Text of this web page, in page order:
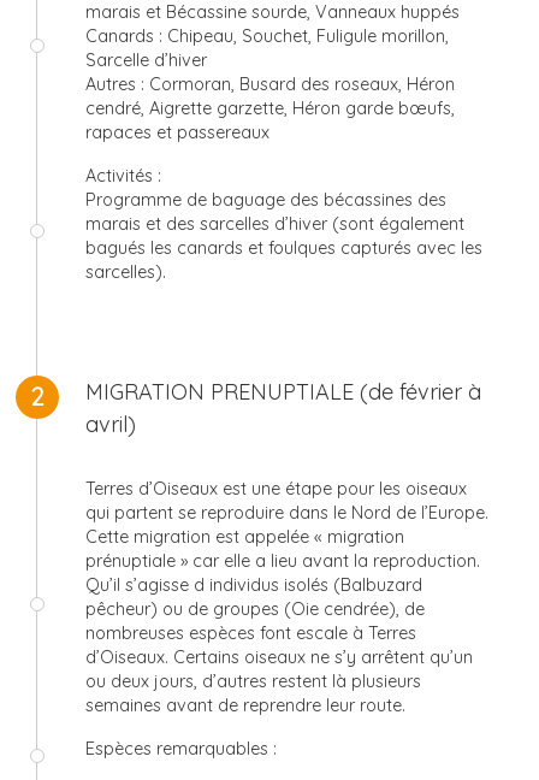
marais et Bécassine sourde, Vanneaux huppés
Canards : Chipeau, Souchet, Fuligule morillon,
Sarcelle d’hiver
Autres : Cormoran, Busard des roseaux, Héron
cendré, Aigrette garzette, Héron garde bœufs,
rapaces et passereaux
Activités :
Programme de baguage des bécassines des
marais et des sarcelles d’hiver (sont également
bagués les canards et foulques capturés avec les
sarcelles).
2
MIGRATION PRENUPTIALE (de février à
avril)
Terres d’Oiseaux est une étape pour les oiseaux
qui partent se reproduire dans le Nord de l’Europe.
Cette migration est appelée « migration
prénuptiale » car elle a lieu avant la reproduction.
Qu’il s’agisse d individus isolés (Balbuzard
pêcheur) ou de groupes (Oie cendrée), de
nombreuses espèces font escale à Terres
d’Oiseaux. Certains oiseaux ne s’y arrêtent qu’un
ou deux jours, d’autres restent là plusieurs
semaines avant de reprendre leur route.
Espèces remarquables :